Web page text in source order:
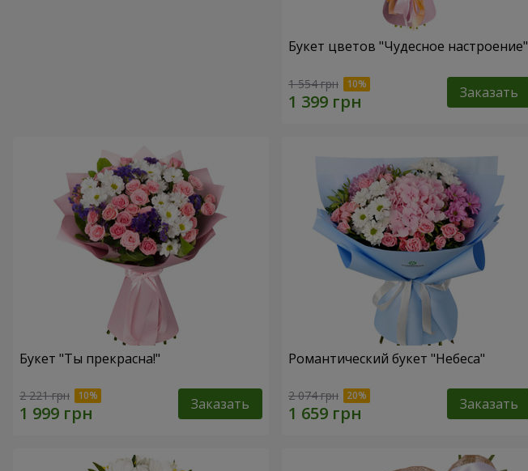
Букет цветов "Чудесное настроение"
1 554 грн Заказать
Букет "Ты прекрасна!"
2 221 грн Заказать
Романтический букет "Небеса"
2 074 грн Заказать